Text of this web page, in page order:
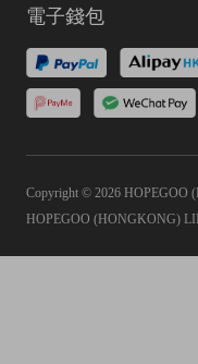
電子錢包
Copyright © 2026
HOPEGOO (HONGKONG)